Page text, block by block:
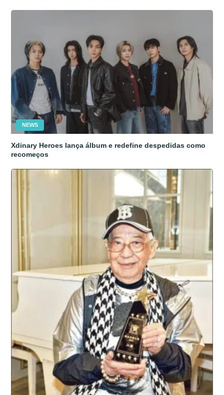
NEWS
Xdinary Heroes lança álbum e redefine despedidas como
recomeços